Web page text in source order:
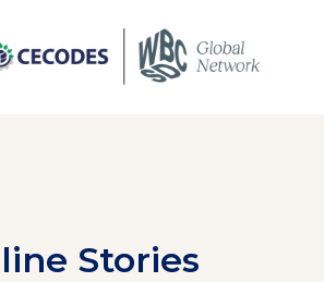
Stories